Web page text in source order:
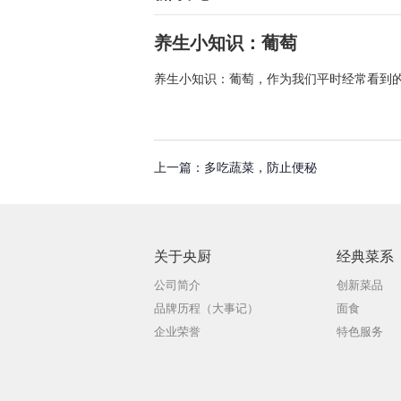
养生小知识：葡萄
养生小知识：葡萄，作为我们平时经常看到
上一篇： 多吃蔬菜，防止便秘
关于央厨
公司简介
品牌历程（大事记）
企业荣誉
经典菜系
创新菜品
面食
特色服务